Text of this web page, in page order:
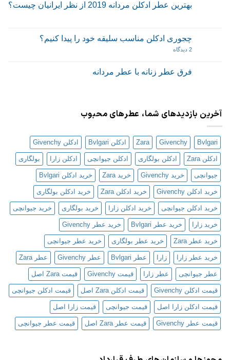
بهترین عطر ادکلن مردانه 2019 از نظر ایرانیان چیست؟
عطر
ادکلن
از
نظر
چجوری ادکلن مناسب سلیقه خود را پیدا کنیم؟
2 دیدگاه
برای
مناسب
سلیقه
فرق عطر زنانه با عطر مردانه
زنانه
مردانه
آخرین بازدیدهای شما، عطرهای محبوب
Bvlgari
Givenchy
Zara ادکلن Bvlgari ادکلن Givenchy
ادکلن Zara ادکلن بولگاری ادکلن جیوانچی ادکلن زارا بولگاری
جیوانچی خرید Givenchy خرید Zara خرید ادکلن Bvlgari
خرید ادکلن Givenchy خرید ادکلن Zara خرید ادکلن بولگاری
خرید ادکلن جیوانچی خرید ادکلن زارا خرید بولگاری خرید جیوانچی
خرید زارا خرید عطر Bvlgari خرید عطر Givenchy
خرید عطر Zara خرید عطر بولگاری خرید عطر جیوانچی
خرید عطر زارا زارا عطر Bvlgari عطر Givenchy عطر Zara
عطر جیوانچی عطر زارا قیمت Givenchy قیمت Zara اصل
قیمت ادکلن Givenchy قیمت ادکلن Zara اصل قیمت ادکلن جیوانچی
قیمت ادکلن زارا اصل قیمت جیوانچی قیمت زارا اصل
قیمت عطر Givenchy قیمت عطر Zara اصل قیمت عطر جیوانچی